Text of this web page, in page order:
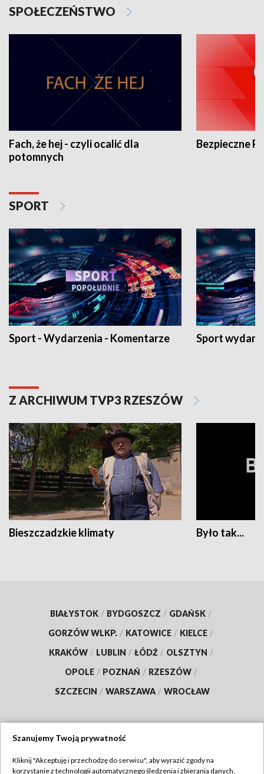
SPOŁECZEŃSTWO
Fach, że hej - czyli ocalić dla
potomnych
Bezpieczne
SPORT
Sport - Wydarzenia - Komentarze Sport
Z ARCHIWUM TVP3 RZESZÓW
Bieszczadzkie klimaty Było tak...
BIAŁYSTOK / BYDGOSZCZ / GDAŃSK /
GORZÓW WLKP. / KATOWICE / KIELCE /
KRAKÓW / LUBLIN / ŁÓDŹ / OLSZTYN /
OPOLE / POZNAŃ / RZESZÓW /
SZCZECIN / WARSZAWA / WROCŁAW
Szanujemy Twoją prywatność
Kliknij "Akceptuję i przechodzę do serwisu", aby wyrazić zgody na
korzystanie z technologii automatycznego śledzenia i zbierania danych,